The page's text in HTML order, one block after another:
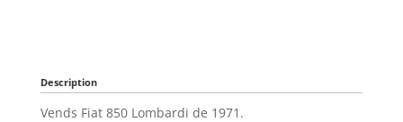
Description
Vends Fiat 850 Lombardi de 1971.